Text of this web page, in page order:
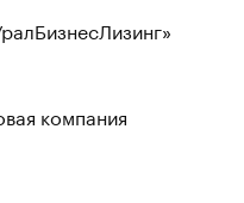
компания